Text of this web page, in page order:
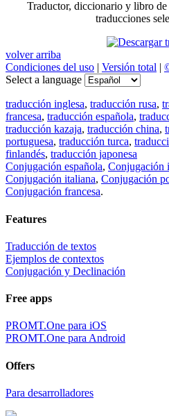
Traductor, diccionario y libro de
traducciones
volver arriba
Condiciones del uso | Versión total |
Select a language
traducción inglesa, traducción rusa,
francesa, traducción española,
traducción kazaja, traducción china,
portuguesa, traducción turca,
finlandés, traducción japonesa
Conjugación española, Conjugación
Conjugación italiana, Conjugación
Conjugación francesa.
Features
Traducción de textos
Ejemplos de contextos
Conjugación y Declinación
Free apps
PROMT.One para iOS
PROMT.One para Android
Offers
Para desarrolladores